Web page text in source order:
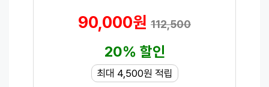
90,000원 112,500
20% 할인
최대 4,500원 적립